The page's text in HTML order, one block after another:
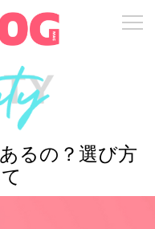
るの？選び方